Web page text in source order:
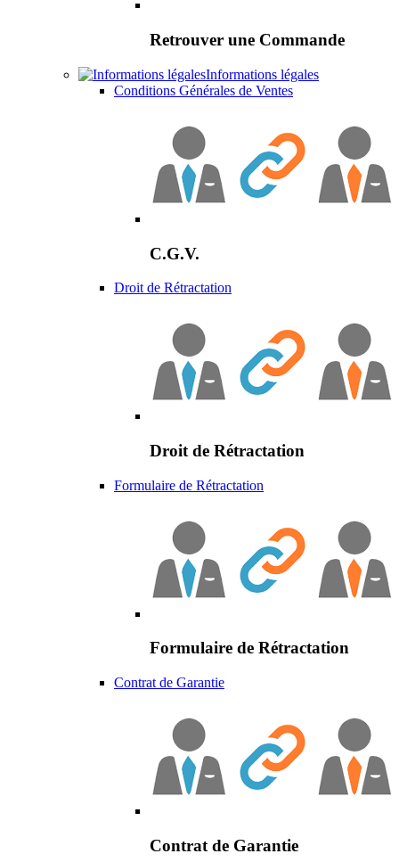
Retrouver une Commande
Informations légales
Conditions Générales de Ventes
C.G.V.
Droit de Rétractation
Droit de Rétractation
Formulaire de Rétractation
Formulaire de Rétractation
Contrat de Garantie
Contrat de Garantie